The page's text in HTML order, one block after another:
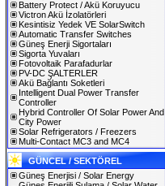
Battery Protect / Akü Koruyucu
Victron Akü İzolatörleri
Kesintisiz Yedek VE SolarSwitch
Automatic Transfer Switches
Güneş Enerji Sigortaları
Sigorta Yuvaları
Fotovoltaik Parafadurlar
PV-DC ŞALTERLER
Akü Bağlantı Soketleri
Intelligent Dual Power Transfer
Controller
Hybrid Controller Of Solar Power And
City Power
Solar Refrigerators / Freezers
Multi-Contact MC3 and MC4
GÜNCEL / SEKTÖREL
Güneş Enerjisi / Solar Energy